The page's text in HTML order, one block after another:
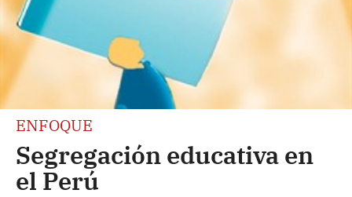
ENFOQUE
Segregación educativa en
el Perú